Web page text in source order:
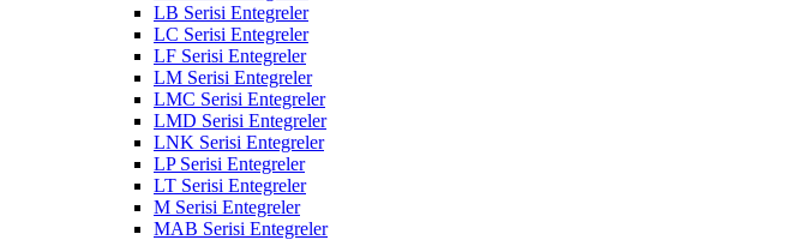
LB Serisi Entegreler
LC Serisi Entegreler
LF Serisi Entegreler
LM Serisi Entegreler
LMC Serisi Entegreler
LMD Serisi Entegreler
LNK Serisi Entegreler
LP Serisi Entegreler
LT Serisi Entegreler
M Serisi Entegreler
MAB Serisi Entegreler